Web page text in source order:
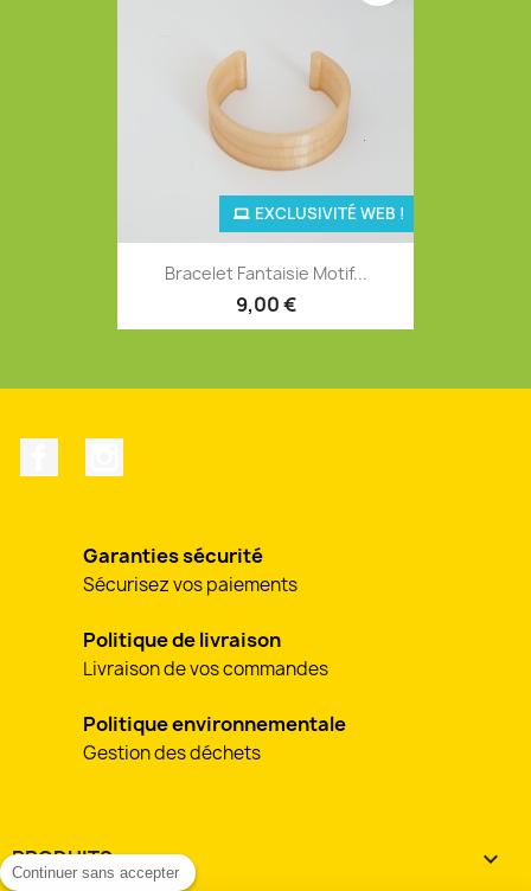
Bracelet Fantaisie Motif...
9,00 €
EXCLUSIVITÉ WEB !
Garanties sécurité
Sécurisez vos paiements
Politique de livraison
Livraison de vos commandes
Politique environnementale
Gestion des déchets
PRODUITS 
Continuer sans accepter